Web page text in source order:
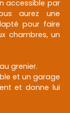
accessible par
aurez une
pour faire
chambres, un
grenier.
et un garage
et donne lui